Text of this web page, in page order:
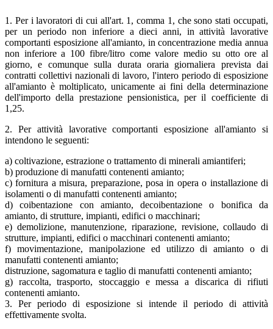
1. Per i lavoratori di cui all'art. 1, comma 1, che sono stati occupati,
per un periodo non inferiore a dieci anni, in attività lavorative
comportanti esposizione all'amianto, in concentrazione media annua
non inferiore a 100 fibre/litro come valore medio su otto ore al
giorno, e comunque sulla durata oraria giornaliera prevista dai
contratti collettivi nazionali di lavoro, l'intero periodo di esposizione
all'amianto è moltiplicato, unicamente ai fini della determinazione
dell'importo della prestazione pensionistica, per il coefficiente di
1,25.
2. Per attività lavorative comportanti esposizione all'amianto si
intendono le seguenti:
a) coltivazione, estrazione o trattamento di minerali amiantiferi;
b) produzione di manufatti contenenti amianto;
c) fornitura a misura, preparazione, posa in opera o installazione di
isolamenti o di manufatti contenenti amianto;
d) coibentazione con amianto, decoibentazione o bonifica da
amianto, di strutture, impianti, edifici o macchinari;
e) demolizione, manutenzione, riparazione, revisione, collaudo di
strutture, impianti, edifici o macchinari contenenti amianto;
f) movimentazione, manipolazione ed utilizzo di amianto o di
manufatti contenenti amianto;
distruzione, sagomatura e taglio di manufatti contenenti amianto;
g) raccolta, trasporto, stoccaggio e messa a discarica di rifiuti
contenenti amianto.
3. Per periodo di esposizione si intende il periodo di attività
effettivamente svolta.